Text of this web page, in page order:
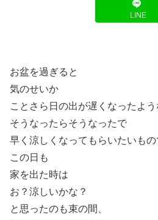
LINE
お盆を過ぎると
気のせいか
ことさら日の出が遅くなったよう
そうなったらそうなったで
早く涼しくなってもらいたいもの
この日も
家を出た時は
お？涼しいかな？
と思ったのも束の間、